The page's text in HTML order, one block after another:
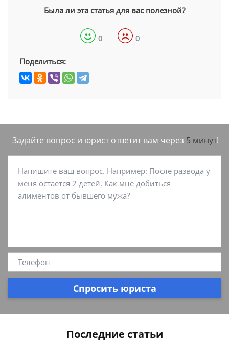
Была ли эта статья для вас полезной?
0 0
Поделиться:
Задайте вопрос и юрист ответит вам через 5 минут!
Спросить юриста
Последние статьи